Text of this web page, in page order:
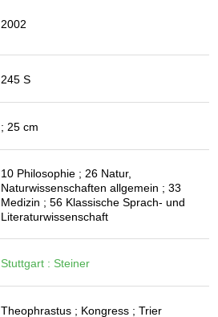
2002
245 S
; 25 cm
10 Philosophie ; 26 Natur,
Naturwissenschaften allgemein ; 33
Medizin ; 56 Klassische Sprach- und
Literaturwissenschaft
Stuttgart : Steiner
Theophrastus ; Kongress ; Trier